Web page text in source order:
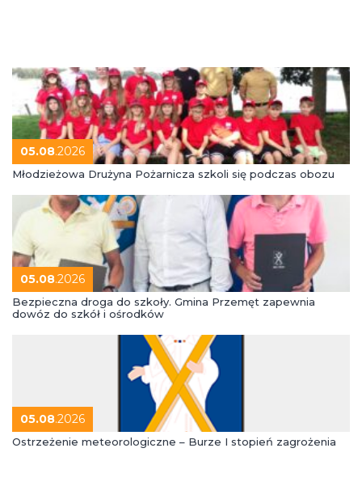
05.08.2026
Młodzieżowa Drużyna Pożarnicza szkoli się podczas obozu
05.08.2026
Bezpieczna droga do szkoły. Gmina Przemęt zapewnia
dowóz do szkół i ośrodków
05.08.2026
Ostrzeżenie meteorologiczne – Burze I stopień zagrożenia